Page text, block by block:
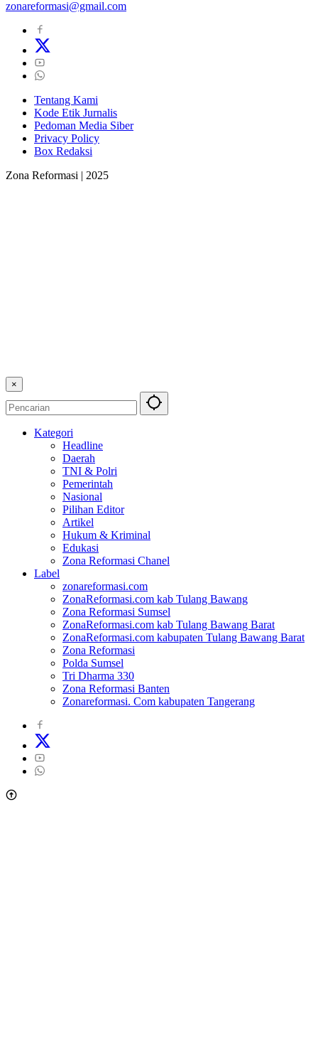
zonareformasi@gmail.com
Tentang Kami
Kode Etik Jurnalis
Pedoman Media Siber
Privacy Policy
Box Redaksi
Zona Reformasi | 2025
×
Kategori
Headline
Daerah
TNI & Polri
Pemerintah
Nasional
Pilihan Editor
Artikel
Hukum & Kriminal
Edukasi
Zona Reformasi Chanel
Label
zonareformasi.com
ZonaReformasi.com kab Tulang Bawang
Zona Reformasi Sumsel
ZonaReformasi.com kab Tulang Bawang Barat
ZonaReformasi.com kabupaten Tulang Bawang Barat
Zona Reformasi
Polda Sumsel
Tri Dharma 330
Zona Reformasi Banten
Zonareformasi. Com kabupaten Tangerang